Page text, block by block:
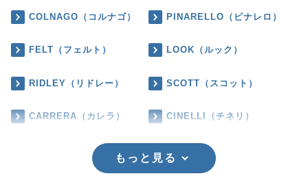
COLNAGO（コルナゴ） PINARELLO（ピナレロ）
FELT（フェルト） LOOK（ルック）
RIDLEY（リドレー） SCOTT（スコット）
CARRERA（カレラ） CINELLI（チネリ）
もっと見る